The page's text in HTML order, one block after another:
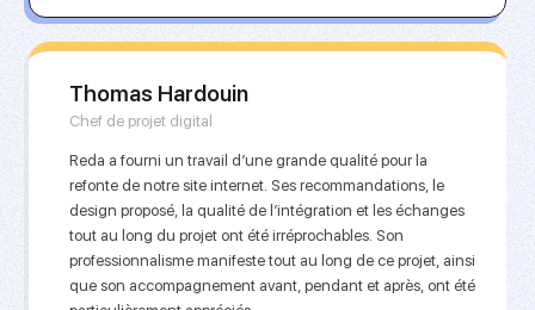
Thomas Hardouin
Chef de projet digital
Reda a fourni un travail d’une grande qualité pour la
refonte de notre site internet. Ses recommandations, le
design proposé, la qualité de l’intégration et les échanges
tout au long du projet ont été irréprochables. Son
professionnalisme manifeste tout au long de ce projet, ainsi
que son accompagnement avant, pendant et après, ont été